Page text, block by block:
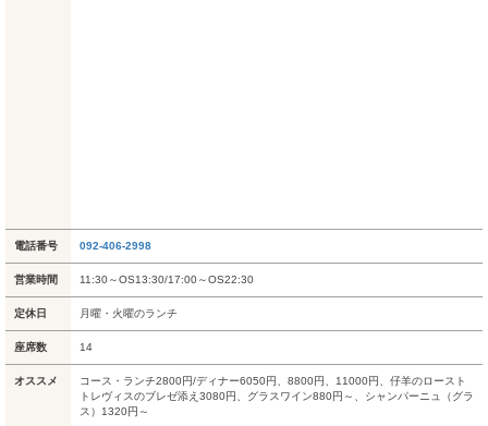
電話番号 092-406-2998
営業時間 11:30～OS13:30/17:00～OS22:30
定休日 月曜・火曜のランチ
座席数 14
オススメ
コース・ランチ2800円/ディナー6050円、8800円、11000円、仔羊のロースト
トレヴィスのブレゼ添え3080円、グラスワイン880円～、シャンパーニュ（グラ
ス）1320円～